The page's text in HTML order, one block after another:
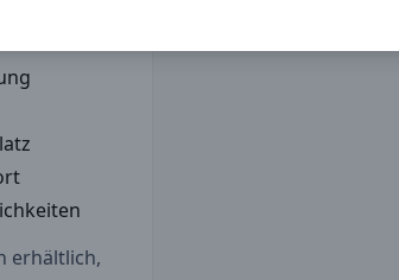
erhältlich,